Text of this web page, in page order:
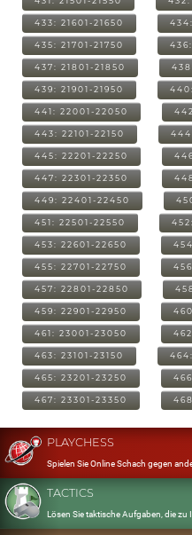
433: 21601-21650
435: 21701-21750
437: 21801-21850
439: 21901-21950
441: 22001-22050
443: 22101-22150
445: 22201-22250
447: 22301-22350
449: 22401-22450
451: 22501-22550
453: 22601-22650
455: 22701-22750
457: 22801-22850
459: 22901-22950
461: 23001-23050
463: 23101-23150
465: 23201-23250
467: 23301-23350
PLAYCHESS
Spielen Sie Online Schach gegen
TACTICS
Lösen Sie taktische Aufgaben, die zu